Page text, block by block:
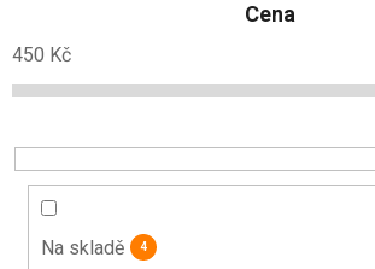
p
r
d
u
Cena
450 Kč
Na skladě 4